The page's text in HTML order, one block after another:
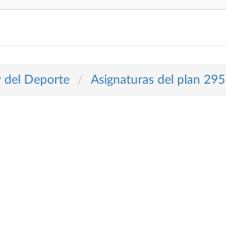
del Deporte Asignaturas del plan 295